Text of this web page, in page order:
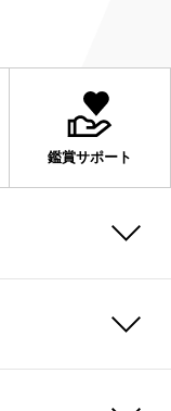
鑑賞サポート